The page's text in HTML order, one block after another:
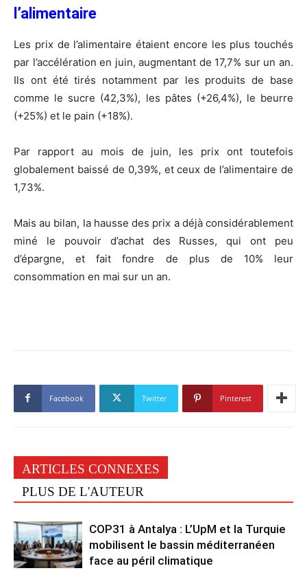
l’alimentaire
Les prix de l’alimentaire étaient encore les plus touchés
par l’accélération en juin, augmentant de 17,7% sur un an.
Ils ont été tirés notamment par les produits de base
comme le sucre (42,3%), les pâtes (+26,4%), le beurre
(+25%) et le pain (+18%).
Par rapport au mois de juin, les prix ont toutefois
globalement baissé de 0,39%, et ceux de l’alimentaire de
1,73%.
Mais au bilan, la hausse des prix a déjà considérablement
miné le pouvoir d’achat des Russes, qui ont peu
d’épargne, et fait fondre de plus de 10% leur
consommation en mai sur un an.
Facebook Twitter Pinterest
ARTICLES CONNEXES
PLUS DE L'AUTEUR
COP31 à Antalya : L’UpM et la Turquie
mobilisent le bassin méditerranéen
face au péril climatique